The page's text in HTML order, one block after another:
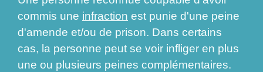
commis une infraction est punie d'une peine
d'amende et/ou de prison. Dans certains
cas, la personne peut se voir infliger en plus
une ou plusieurs peines complémentaires.